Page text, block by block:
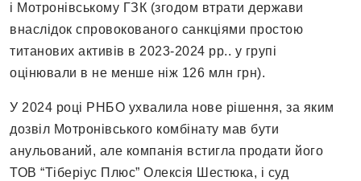
і Мотронівському ГЗК (згодом втрати держави
внаслідок спровокованого санкціями простою
титанових активів в 2023-2024 рр.. у групі
оцінювали в не менше ніж 126 млн грн).
У 2024 році РНБО ухвалила нове рішення, за яким
дозвіл Мотронівського комбінату мав бути
анульований, але компанія встигла продати його
ТОВ “Тіберіус Плюс” Олексія Шестюка, і суд